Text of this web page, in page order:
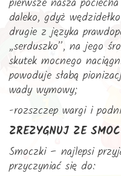
daleko, gdyż
drugie z języka
„serduszko”, na jego
skutek mocnego
powoduje słabą
wady wymowy;
-rozszczep wargi i
ZREZYGNUJ ZE
Smoczki – najlepsi
przyczyniać się do: